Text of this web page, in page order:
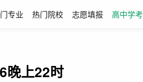
专业 热门院校 志愿填报 高中学考
晚上22时